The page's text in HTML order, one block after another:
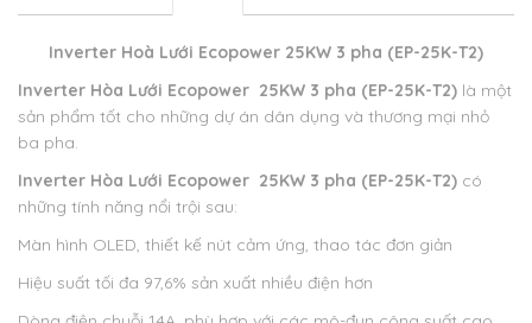
Inverter Hoà Lưới Ecopower 25KW 3 pha (EP-25K-T2)
Inverter Hòa Lưới Ecopower 25KW 3 pha (EP-25K-T2) là một
sản phẩm tốt cho những dự án dân dụng và thương mại nhỏ
ba pha.
Inverter Hòa Lưới Ecopower 25KW 3 pha (EP-25K-T2) có
những tính năng nổi trội sau:
Màn hình OLED, thiết kế nút cảm ứng, thao tác đơn giản
Hiệu suất tối đa 97,6% sản xuất nhiều điện hơn